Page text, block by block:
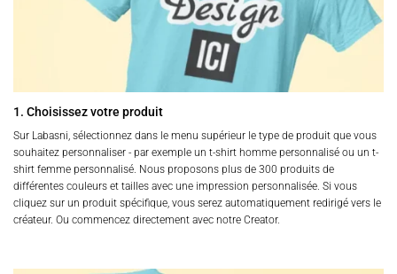
produit
produit
1. Choisissez votre produit
Sur Labasni, sélectionnez dans le menu supérieur le type de produit que vous
souhaitez personnaliser - par exemple un t-shirt homme personnalisé ou un t-
shirt femme personnalisé. Nous proposons plus de 300 produits de
différentes couleurs et tailles avec une impression personnalisée. Si vous
cliquez sur un produit spécifique, vous serez automatiquement redirigé vers le
créateur. Ou commencez directement avec notre Creator.